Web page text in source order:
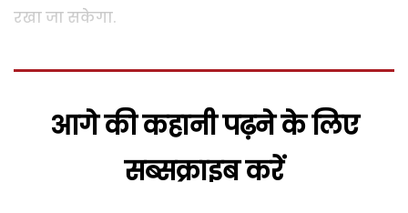
रखा जा सकेगा.
आगे की कहानी पढ़ने के लिए
सब्सक्राइब करें